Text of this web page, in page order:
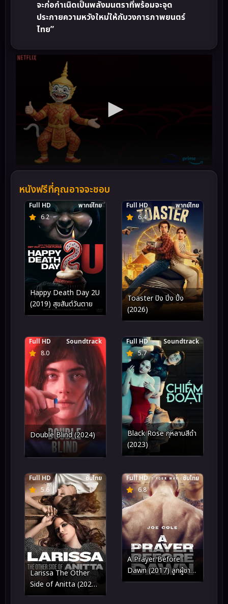
จะก่อกำเนิดเป็นพลังมนตราที่พร้อมจะจุด
ประกายความหวังใหม่ให้กับวงการภาพยนตร์
ไทย”
หนังฟรีที่คุณอาจจะชอบ
6.2
Full HD พากย์ไทย
Happy Death Day 2U
(2019) สุขสันต์วันตาย
6.4
Full HD พากย์ไทย
Toaster ปิง ปิ่ง ปิ้ง
(2026)
8.0
Full HD Soundtrack
Double Blind (2024)
5.7
Full HD Soundtrack
Black Rose กุหลาบสีดำ
(2023)
5.6
Full HD ซับไทย
Larissa The Other
Side of Anitta (2025)
ลาริสสา อีกด้านของอนิต
6.8
Full HD ซับไทย
A Prayer Before
Dawn (2017) ลูกผู้ชาย
สังเวียนเดือด